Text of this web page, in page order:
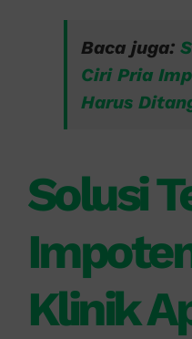
Baca juga:
Ciri Pria
Harus
Solusi
Klinik